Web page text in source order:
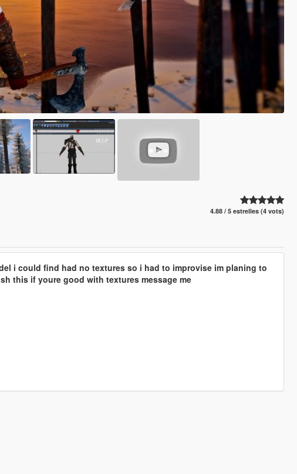
4.88 / 5 estrelles (4 vots)
i could find had no textures so i had to improvise im planing to
this if youre good with textures message me